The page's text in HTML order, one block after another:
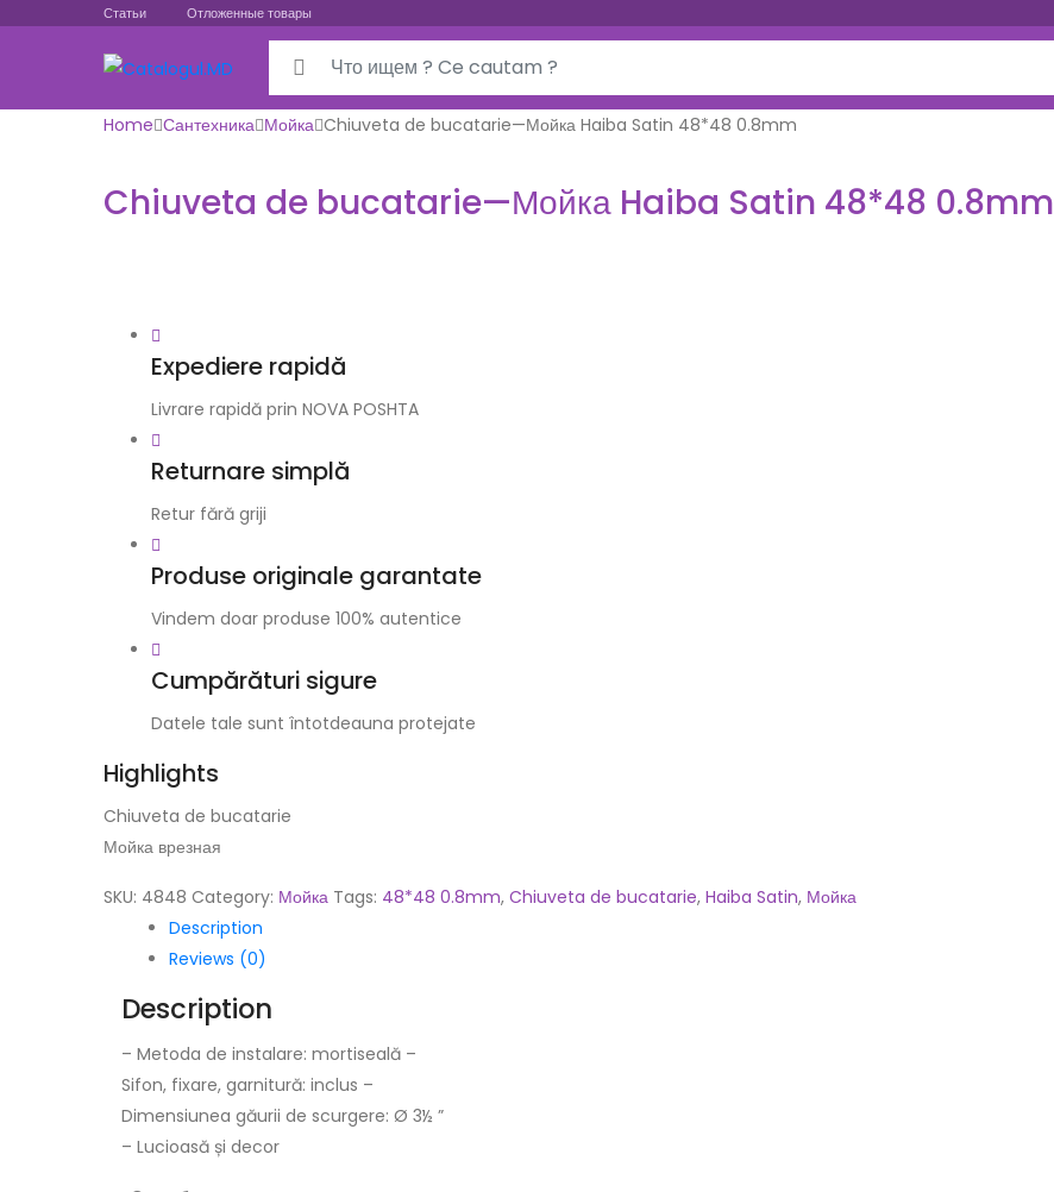
Статьи Отложенные товары
Search for:
Home Сантехника Мойка Chiuveta de bucatarie—Мойка Haiba Satin 48*48 0.8mm
Chiuveta de bucatarie—Мойка Haiba Satin 48*48 0.8mm
Expediere rapidă
Livrare rapidă prin NOVA POSHTA
Returnare simplă
Retur fără griji
Produse originale garantate
Vindem doar produse 100% autentice
Cumpărături sigure
Datele tale sunt întotdeauna protejate
Highlights
Chiuveta de bucatarie
Мойка врезная
SKU: 4848 Category: Мойка Tags: 48*48 0.8mm, Chiuveta de bucatarie, Haiba Satin, Мойка
Description
Reviews (0)
Description
– Metoda de instalare: mortiseală –
Sifon, fixare, garnitură: inclus –
Dimensiunea găurii de scurgere: Ø 3½ ”
– Lucioasă și decor